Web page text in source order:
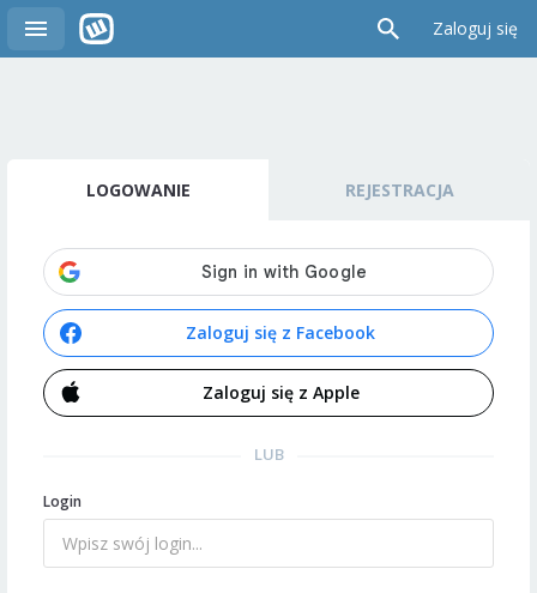
Zaloguj się
LOGOWANIE REJESTRACJA
Zaloguj się z Facebook
Zaloguj się z Apple
LUB
Login